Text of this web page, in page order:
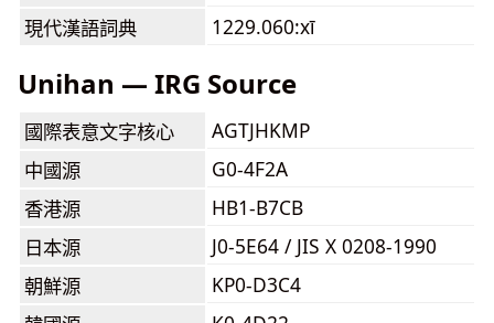
現代漢語詞典
1229.060:xī
Unihan — IRG Source
國際表意文字核心
AGTJHKMP
中國源
G0-4F2A
香港源
HB1-B7CB
日本源
J0-5E64 / JIS X 0208-1990
朝鮮源
KP0-D3C4